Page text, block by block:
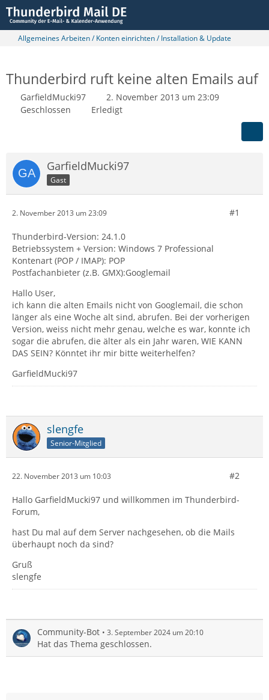
Allgemeines Arbeiten / Konten einrichten / Installation & Update
Thunderbird ruft keine alten Emails auf
GarfieldMucki97
2. November 2013 um 23:09
Geschlossen
Erledigt
GarfieldMucki97
Gast
2. November 2013 um 23:09 #1
Thunderbird-Version: 24.1.0
Betriebssystem + Version: Windows 7 Professional
Kontenart (POP / IMAP): POP
Postfachanbieter (z.B. GMX):Googlemail
Hallo User,
ich kann die alten Emails nicht von Googlemail, die schon
länger als eine Woche alt sind, abrufen. Bei der vorherigen
Version, weiss nicht mehr genau, welche es war, konnte ich
sogar die abrufen, die älter als ein Jahr waren, WIE KANN
DAS SEIN? Könntet ihr mir bitte weiterhelfen?
GarfieldMucki97
slengfe
Senior-Mitglied
22. November 2013 um 10:03 #2
Hallo GarfieldMucki97 und willkommen im Thunderbird-
Forum,
hast Du mal auf dem Server nachgesehen, ob die Mails
überhaupt noch da sind?
Gruß
slengfe
Community-Bot 3. September 2024 um 20:10
Hat das Thema geschlossen.